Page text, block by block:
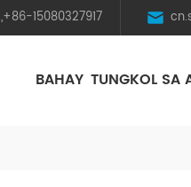
15080327917
BAHAY TUNGKOL SA